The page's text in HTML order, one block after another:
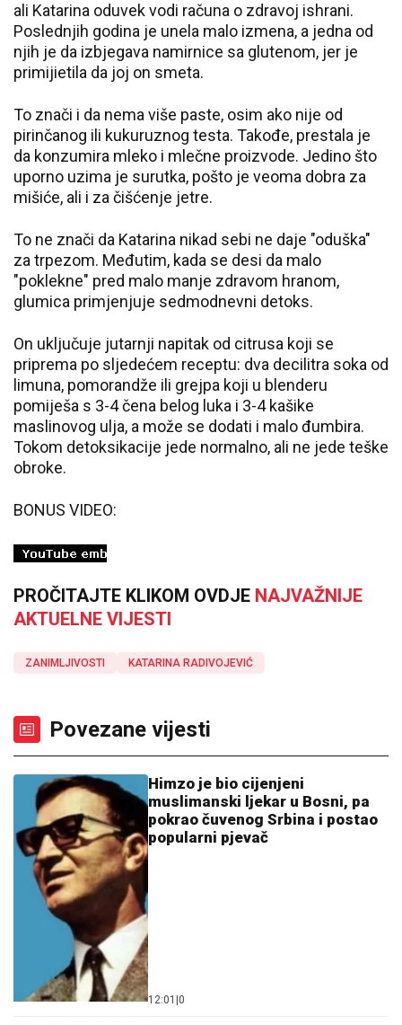
ali Katarina oduvek vodi računa o zdravoj ishrani.
Poslednjih godina je unela malo izmena, a jedna od
njih je da izbjegava namirnice sa glutenom, jer je
primijietila da joj on smeta.
To znači i da nema više paste, osim ako nije od
pirinčanog ili kukuruznog testa. Takođe, prestala je
da konzumira mleko i mlečne proizvode. Jedino što
uporno uzima je surutka, pošto je veoma dobra za
mišiće, ali i za čišćenje jetre.
To ne znači da Katarina nikad sebi ne daje "oduška"
za trpezom. Međutim, kada se desi da malo
"poklekne" pred malo manje zdravom hranom,
glumica primjenjuje sedmodnevni detoks.
On uključuje jutarnji napitak od citrusa koji se
priprema po sljedećem receptu: dva decilitra soka od
limuna, pomorandže ili grejpa koji u blenderu
pomiješa s 3-4 čena belog luka i 3-4 kašike
maslinovog ulja, a može se dodati i malo đumbira.
Tokom detoksikacije jede normalno, ali ne jede teške
obroke.
BONUS VIDEO:
PROČITAJTE KLIKOM OVDJE NAJVAŽNIJE
AKTUELNE VIJESTI
ZANIMLJIVOSTI KATARINA RADIVOJEVIĆ
Povezane vijesti
Himzo je bio cijenjeni
muslimanski ljekar u Bosni, pa
pokrao čuvenog Srbina i postao
popularni pjevač
12:01 0